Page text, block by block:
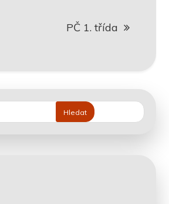
PČ 1. třída
Hledat